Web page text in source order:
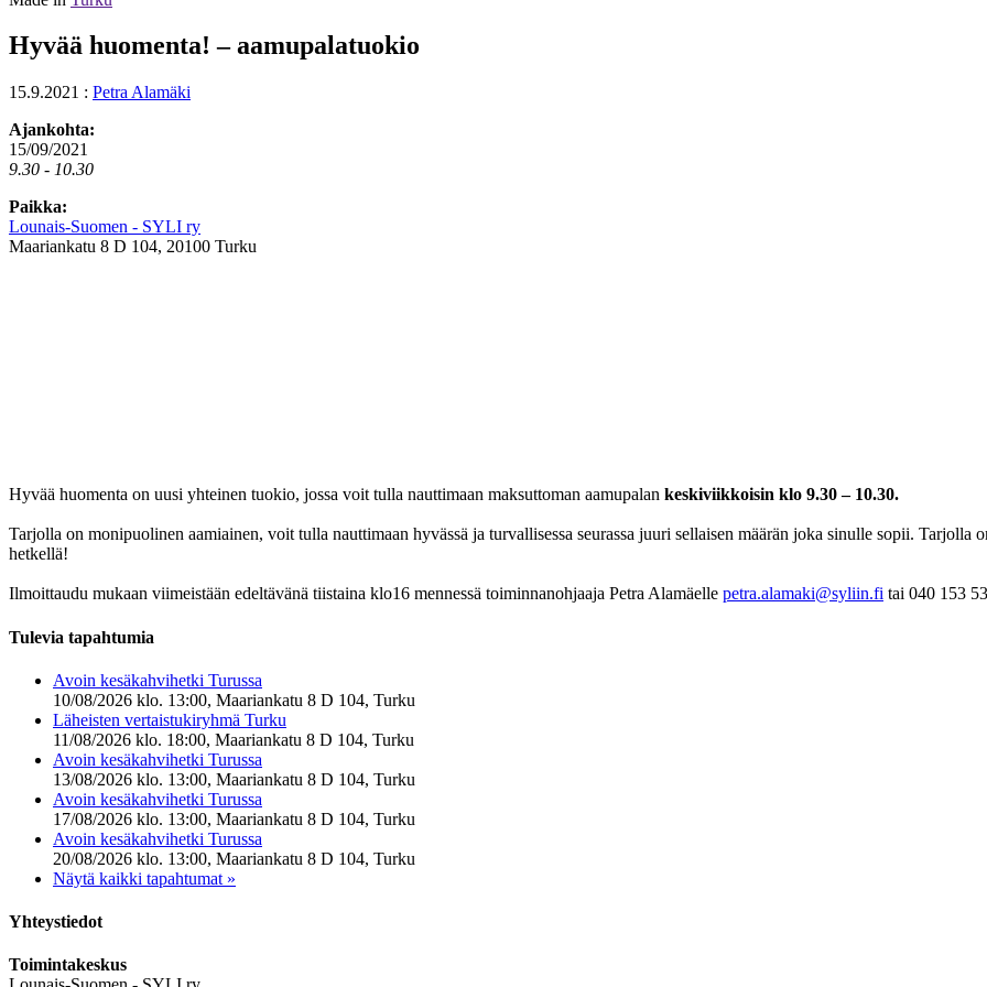
Hyvää huomenta! – aamupalatuokio
15.9.2021 : Petra Alamäki
Ajankohta:
15/09/2021
9.30 - 10.30
Paikka:
Lounais-Suomen - SYLI ry
Maariankatu 8 D 104, 20100 Turku
Hyvää huomenta on uusi yhteinen tuokio, jossa voit tulla nauttimaan maksuttoman aamupalan keskiviikkoisin klo 9.30 – 10.30.
Tarjolla on monipuolinen aamiainen, voit tulla nauttimaan hyvässä ja turvallisessa seurassa juuri sellaisen määrän joka sinulle sopii. Tarjolla
hetkellä!
Ilmoittaudu mukaan viimeistään edeltävänä tiistaina klo16 mennessä toiminnanohjaaja Petra Alamäelle petra.alamaki@syliin.fi tai 040 153
Tulevia tapahtumia
Avoin kesäkahvihetki Turussa
10/08/2026 klo. 13:00, Maariankatu 8 D 104, Turku
Läheisten vertaistukiryhmä Turku
11/08/2026 klo. 18:00, Maariankatu 8 D 104, Turku
Avoin kesäkahvihetki Turussa
13/08/2026 klo. 13:00, Maariankatu 8 D 104, Turku
Avoin kesäkahvihetki Turussa
17/08/2026 klo. 13:00, Maariankatu 8 D 104, Turku
Avoin kesäkahvihetki Turussa
20/08/2026 klo. 13:00, Maariankatu 8 D 104, Turku
Näytä kaikki tapahtumat »
Yhteystiedot
Toimintakeskus